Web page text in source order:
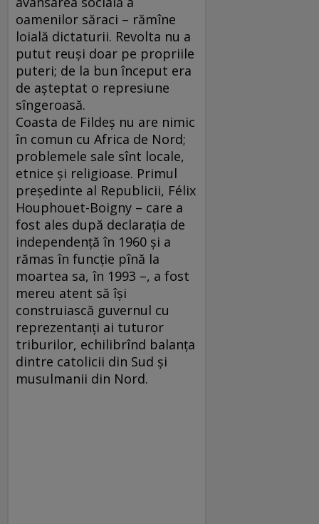
oamenilor săraci – rămîne
loială dictaturii. Revolta nu a
putut reuşi doar pe propriile
puteri; de la bun început era
de aşteptat o represiune
sîngeroasă.
Coasta de Fildeş nu are nimic
în comun cu Africa de Nord;
problemele sale sînt locale,
etnice şi religioase. Primul
preşedinte al Republicii, Félix
Houphouet-Boigny – care a
fost ales după declaraţia de
independenţă în 1960 şi a
rămas în funcţie pînă la
moartea sa, în 1993 –, a fost
mereu atent să îşi
construiască guvernul cu
reprezentanţi ai tuturor
triburilor, echilibrînd balanţa
dintre catolicii din Sud şi
musulmanii din Nord.